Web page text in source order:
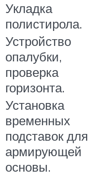
Укладка
полистирола.
Устройство
опалубки,
проверка
горизонта.
Установка
временных
подставок для
армирующей
основы.